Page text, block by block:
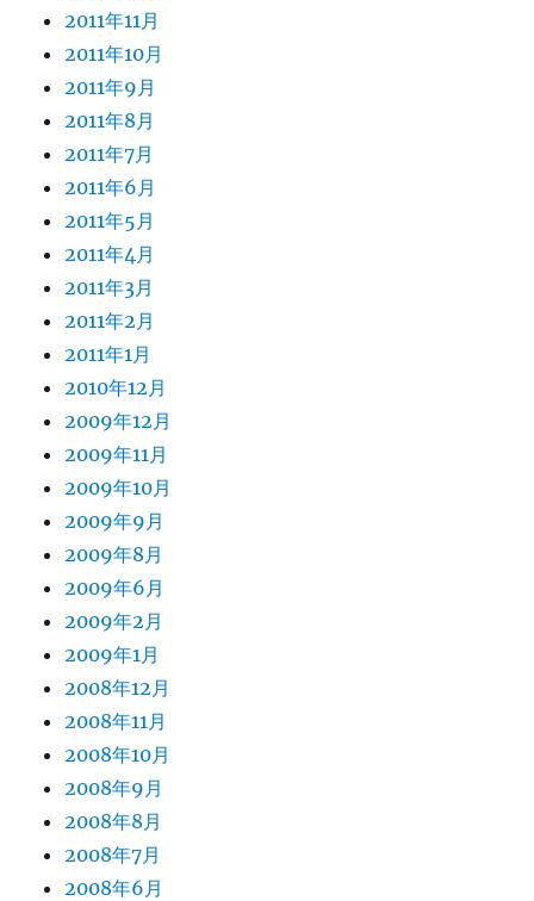
2011年11月
2011年10月
2011年9月
2011年8月
2011年7月
2011年6月
2011年5月
2011年4月
2011年3月
2011年2月
2011年1月
2010年12月
2009年12月
2009年11月
2009年10月
2009年9月
2009年8月
2009年6月
2009年2月
2009年1月
2008年12月
2008年11月
2008年10月
2008年9月
2008年8月
2008年7月
2008年6月